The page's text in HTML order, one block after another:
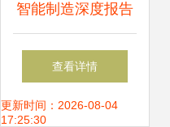
智能制造深度报告
发布:工业机器人、
视觉与工业互联网
查看详情
更新时间：2026-08-04
17:25:30